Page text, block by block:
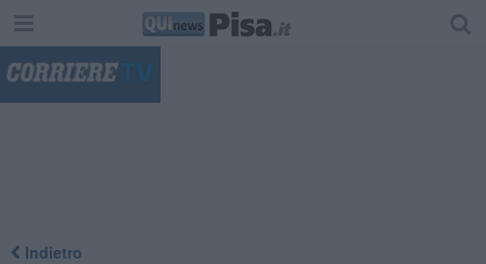
Indietro